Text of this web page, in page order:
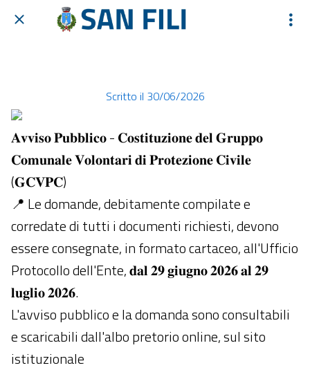
Scritto il 30/06/2026
𝐀𝐯𝐯𝐢𝐬𝐨 𝐏𝐮𝐛𝐛𝐥𝐢𝐜𝐨 - 𝐂𝐨𝐬𝐭𝐢𝐭𝐮𝐳𝐢𝐨𝐧𝐞 𝐝𝐞𝐥 𝐆𝐫𝐮𝐩𝐩𝐨
𝐂𝐨𝐦𝐮𝐧𝐚𝐥𝐞 𝐕𝐨𝐥𝐨𝐧𝐭𝐚𝐫𝐢 𝐝𝐢 𝐏𝐫𝐨𝐭𝐞𝐳𝐢𝐨𝐧𝐞 𝐂𝐢𝐯𝐢𝐥𝐞
(𝐆𝐂𝐕𝐏𝐂)
📍 Le domande, debitamente compilate e
corredate di tutti i documenti richiesti, devono
essere consegnate, in formato cartaceo, all'Ufficio
Protocollo dell'Ente, 𝐝𝐚𝐥 𝟐𝟗 𝐠𝐢𝐮𝐠𝐧𝐨 𝟐𝟎𝟐𝟔 𝐚𝐥 𝟐𝟗
𝐥𝐮𝐠𝐥𝐢𝐨 𝟐𝟎𝟐𝟔.
L'avviso pubblico e la domanda sono consultabili
e scaricabili dall'albo pretorio online, sul sito
istituzionale